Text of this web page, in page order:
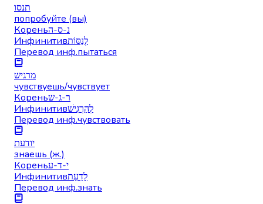
תנסו
попробуйте (вы)
Кореньנ-ס-ה
Инфинитивלְנַסּוֹת
Перевод инф.пытаться
מרגיש
чувствуешь/чувствует
Кореньר-ג-ש
Инфинитивלְהַרְגִּישׁ
Перевод инф.чувствовать
יודעת
знаешь (ж.)
Кореньי-ד-ע
Инфинитивלָדַעַת
Перевод инф.знать